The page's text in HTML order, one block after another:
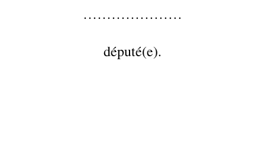
…………………
député(e).